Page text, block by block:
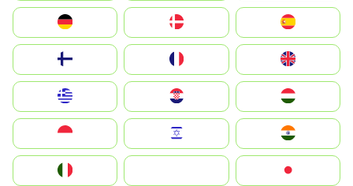
Deutschland
United Kingdom
Magyarország